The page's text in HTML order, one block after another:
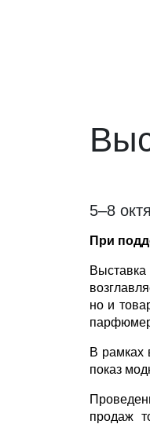
5–8
При
но и
В рамках
показ
продаж